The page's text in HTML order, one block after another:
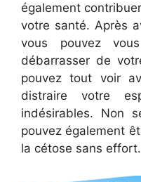
également
votre santé. Après
vous pouvez
débarrasser de
pouvez tout voir
distraire votre
indésirables. Non
pouvez également
la cétose sans effort.